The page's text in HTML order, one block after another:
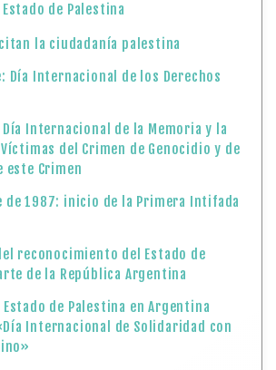
de Palestina
la ciudadanía palestina
Día Internacional de los Derechos
Internacional de la Memoria y la
del Crimen de Genocidio y de
este Crimen
de 1987: inicio de la Primera Intifada
reconocimiento del Estado de
de la República Argentina
Estado de Palestina en Argentina
Internacional de Solidaridad con